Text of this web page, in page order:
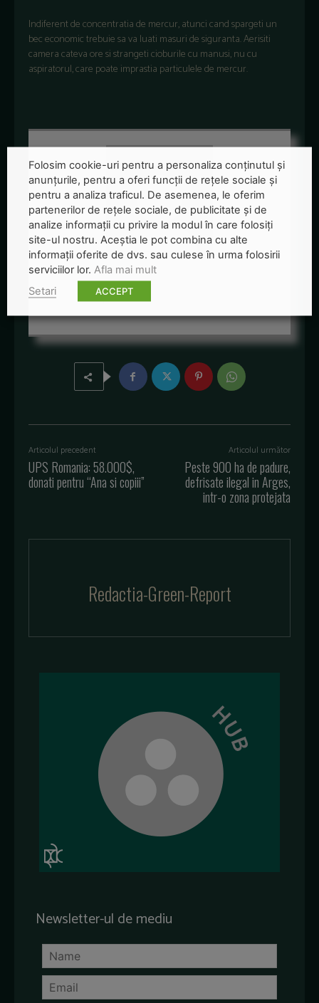
Indiferent de concentratia de mercur, atunci cand spargeti un
bec economic trebuie sa va luati masuri de siguranta. Aerisiti
camera cateva ore si strangeti cioburile cu manusi, nu cu
aspiratorul, care poate imprastia particulele de mercur.
Redactia-Green-Report
+ posts
Articolul precedent
UPS Romania: 58.000$,
donati pentru “Ana si copiii”
Articolul următor
Peste 900 ha de padure,
defrisate ilegal in Arges,
intr-o zona protejata
Redactia-Green-Report
Newsletter-ul de mediu
Folosim cookie-uri pentru a personaliza conținutul și
anunțurile, pentru a oferi funcții de rețele sociale și
pentru a analiza traficul. De asemenea, le oferim
partenerilor de rețele sociale, de publicitate și de
analize informații cu privire la modul în care folosiți
site-ul nostru. Aceștia le pot combina cu alte
informații oferite de dvs. sau culese în urma folosirii
serviciilor lor. Afla mai mult
Setari
ACCEPT